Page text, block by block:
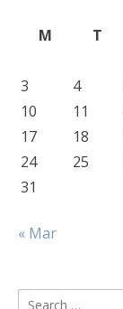
M
T
3
4
10
11
17
18
24
25
31
« Mar
Search